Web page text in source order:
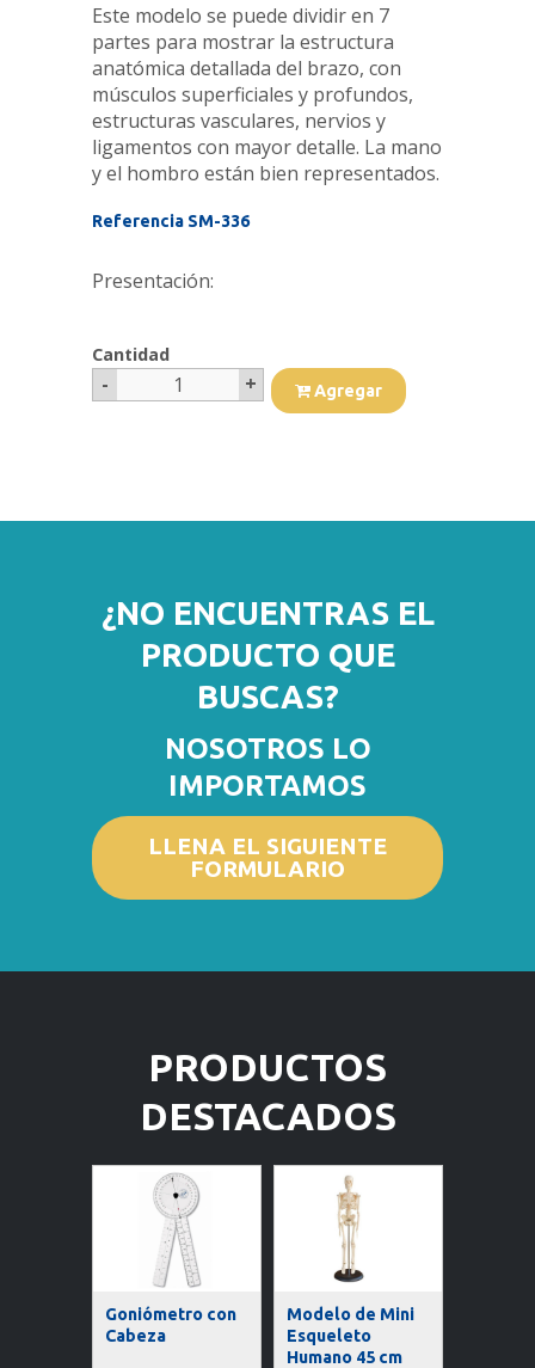
Este modelo se puede dividir en 7
partes para mostrar la estructura
anatómica detallada del brazo, con
músculos superficiales y profundos,
estructuras vasculares, nervios y
ligamentos con mayor detalle. La mano
y el hombro están bien representados.
Referencia SM-336
Presentación:
Cantidad
1 +
- Agregar
¿NO ENCUENTRAS EL
PRODUCTO QUE
BUSCAS?
NOSOTROS LO
IMPORTAMOS
LLENA EL SIGUIENTE
FORMULARIO
PRODUCTOS
DESTACADOS
Goniómetro con
Cabeza
Modelo de Mini
Esqueleto
Humano 45 cm